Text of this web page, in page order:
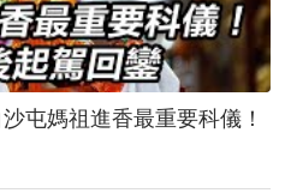
屯媽祖進香最重要科儀！